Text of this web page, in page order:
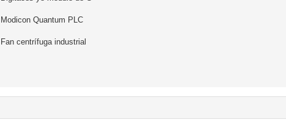
Modicon Quantum PLC
Fan centrífuga industrial